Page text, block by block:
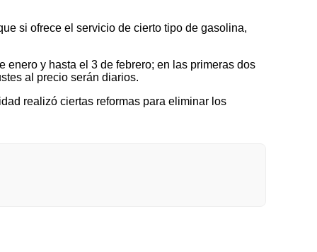
si ofrece el servicio de cierto tipo de gasolina,
y hasta el 3 de febrero; en las primeras dos
al precio serán diarios.
realizó ciertas reformas para eliminar los